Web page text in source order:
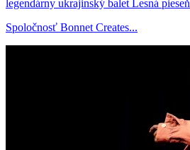
legendárny ukrajinský balet Lesná pieseň
Spoločnosť Bonnet Creates...